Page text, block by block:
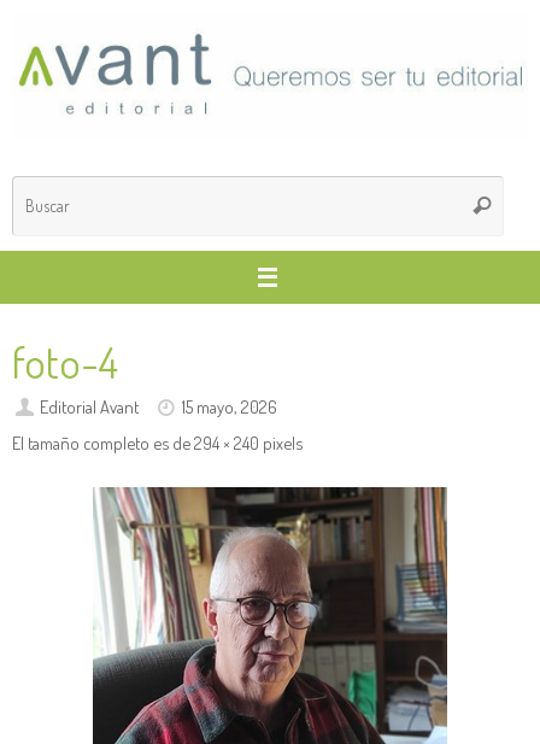
contenido
Buscar
foto-4
Editorial Avant
15 mayo, 2026
El tamaño completo es de294 × 240 pixels